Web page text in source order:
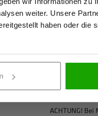
weiter. Unsere
haben oder die
Kein Einsatz
EN 20471
OEKO-TEX®
ACHTUNG!